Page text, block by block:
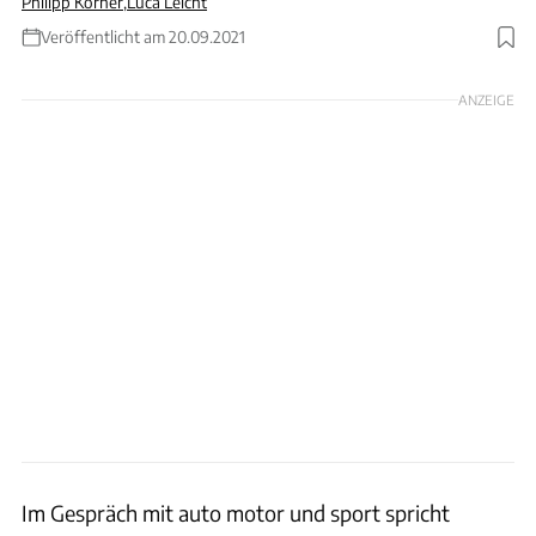
Veröffentlicht am 20.09.2021
Foto: Martin Heinlein 2.0 Generic (CC BY 2.0)
ANZEIGE
Im Gespräch mit auto motor und sport spricht